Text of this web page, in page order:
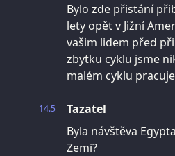
Bylo zde přistání
lety opět v Jižní
vašim lidem před
zbytku cyklu jsme
malém cyklu
14.5
Tazatel
Byla návštěva
Zemi?